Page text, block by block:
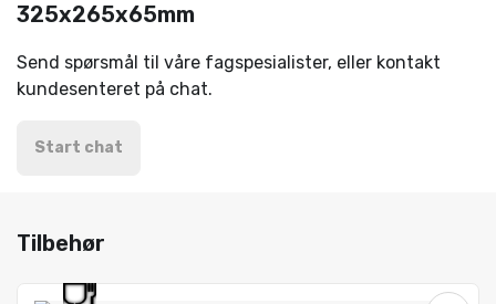
325x265x65mm
Send spørsmål til våre fagspesialister, eller kontakt
kundesenteret på chat.
Start chat
Tilbehør